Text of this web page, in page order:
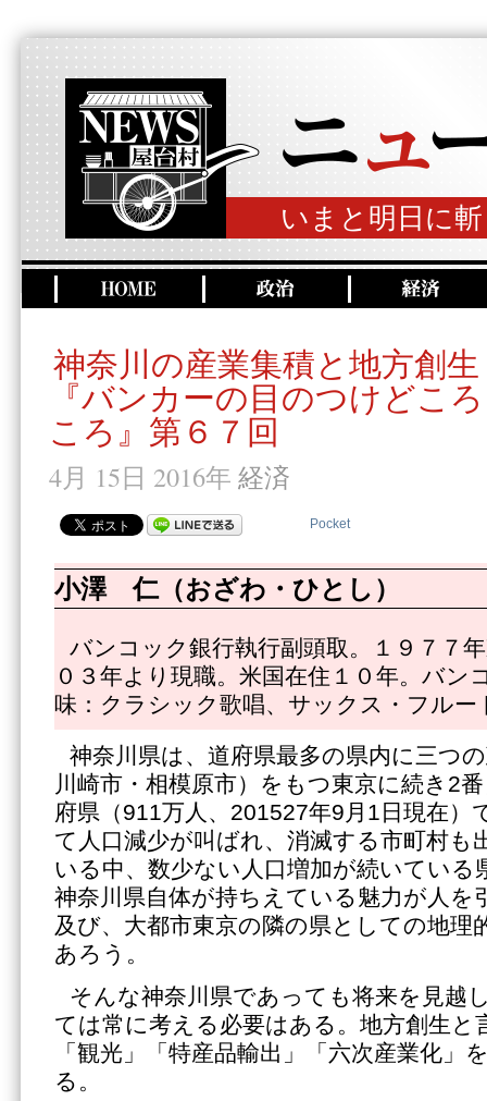
いまと明日に
神奈川の産業集積と地方創生
『バンカーの目のつけどこ
ころ』第６７回
4月 15日 2016年 経済
Pocket
小澤 仁（おざわ・ひとし）
バンコック銀行執行副頭取。１９７７
０３年より現職。米国在住１０年。バン
味：クラシック歌唱、サックス・フルー
神奈川県は、道府県最多の県内に三つ
川崎市・相模原市）をもつ東京に続き2
府県（911万人、201527年9月1日現在）
て人口減少が叫ばれ、消滅する市町村も
いる中、数少ない人口増加が続いている
神奈川県自体が持ちえている魅力が人を
及び、大都市東京の隣の県としての地理
あろう。
そんな神奈川県であっても将来を見越
ては常に考える必要はある。地方創生と
「観光」「特産品輸出」「六次産業化」
る。